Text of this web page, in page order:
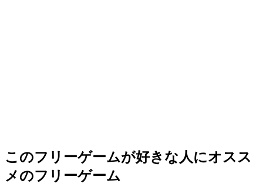
このフリーゲームが好きな人にオスス
メのフリーゲーム